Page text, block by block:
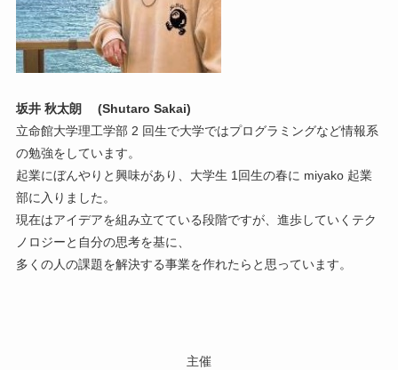
坂井 秋太朗 (Shutaro Sakai)
立命館大学理工学部 2 回生で大学ではプログラミングなど情報系
の勉強をしています。
起業にぼんやりと興味があり、大学生 1回生の春に miyako 起業
部に入りました。
現在はアイデアを組み立てている段階ですが、進歩していくテク
ノロジーと自分の思考を基に、
多くの人の課題を解決する事業を作れたらと思っています。
主催